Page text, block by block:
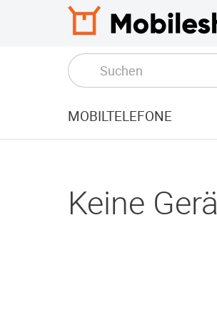
MOBILTELEFONE
Keine